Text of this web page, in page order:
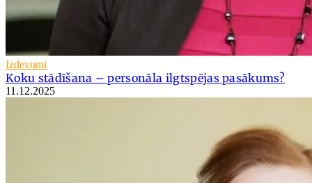
Izdevumi
Koku stādīšana – personāla ilgtspējas pasākums?
11.12.2025